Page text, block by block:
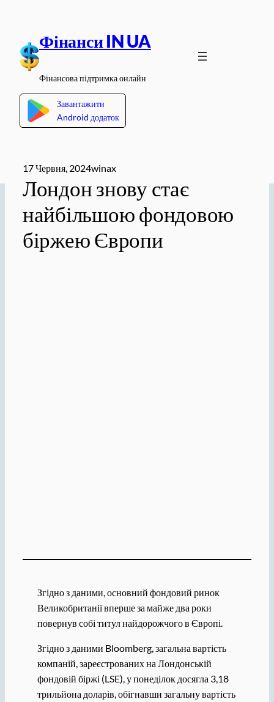
вмісту
Фінанси IN UA
Фінансова підтримка онлайн
Завантажити
Android додаток
17 Червня, 2024winax
Лондон знову стає
найбільшою фондовою
біржею Європи
Згідно з даними, основний фондовий ринок
Великобританії вперше за майже два роки
повернув собі титул найдорожчого в Європі.
Згідно з даними Bloomberg, загальна вартість
компаній, зареєстрованих на Лондонській
фондовій біржі (LSE), у понеділок досягла 3,18
трильйона доларів, обігнавши загальну вартість